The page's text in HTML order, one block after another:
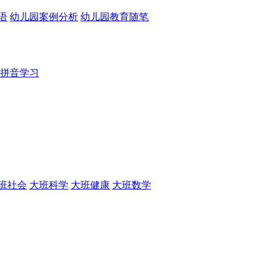
幼儿园案例分析 幼儿园教育随笔
拼音学习
社会 大班科学 大班健康 大班数学